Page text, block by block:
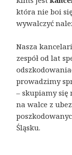
która nie boi
wywalczyć
Nasza
zespół od lat
prowadzimy
– skupiamy się
na walce z
Śląsku.